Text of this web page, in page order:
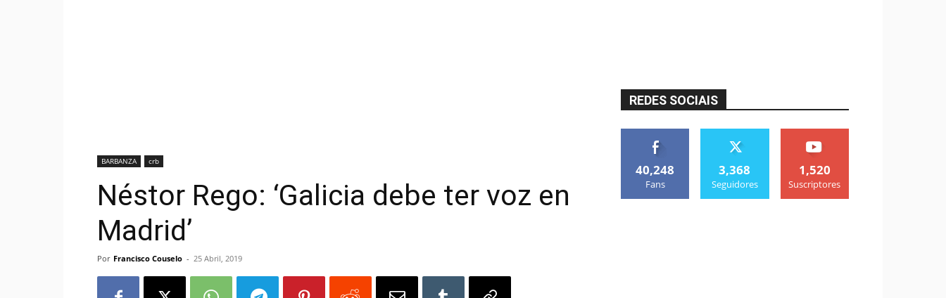
BARBANZA crb
Néstor Rego: ‘Galicia debe ter voz en
Madrid’
Por Francisco Couselo - 25 Abril, 2019
REDES SOCIAIS
40,248
Fans
3,368
Seguidores
1,520
Suscriptores